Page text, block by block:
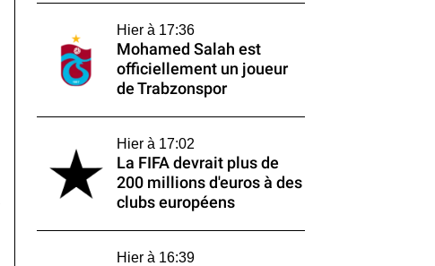
Hier à 17:36
Mohamed Salah est
officiellement un joueur
de Trabzonspor
Hier à 17:02
La FIFA devrait plus de
200 millions d'euros à des
clubs européens
Hier à 16:39